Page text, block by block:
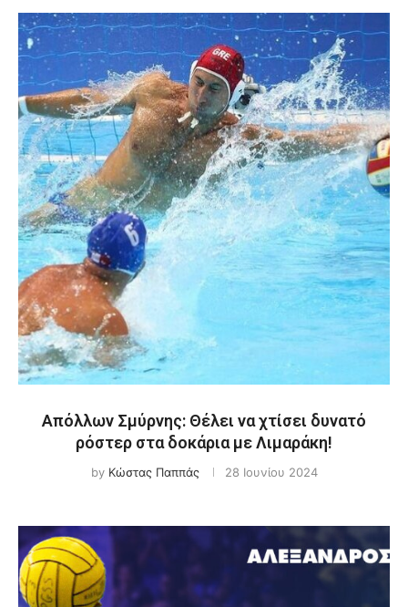
Απόλλων Σμύρνης: Θέλει να χτίσει δυνατό
ρόστερ στα δοκάρια με Λιμαράκη!
by Κώστας Παππάς 28 Ιουνίου 2024